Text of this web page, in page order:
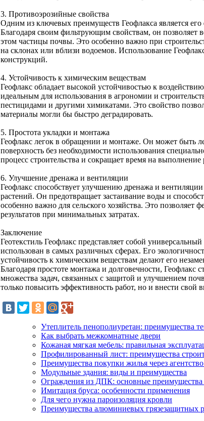
3. Противоэрозийные свойства
Одним из ключевых преимуществ Геофлакса является
Благодаря своим фильтрующим свойствам, он позволяет
этом частицы почвы. Это особенно важно при
на склонах или вблизи водоемов. Использование
конструкций.
4. Устойчивость к химическим веществам
Геофлакс обладает высокой устойчивостью к
идеальным для использования в агрономии и
пестицидами и другими химикатами. Это свойство
материалы могли бы быстро деградировать.
5. Простота укладки и монтажа
Геофлакс легок в обращении и монтаже. Он может быть
поверхность без необходимости использования
процесс строительства и сокращает время на
6. Улучшение дренажа и вентиляции
Геофлакс способствует улучшению дренажа и
растений. Он предотвращает застаивание воды и
особенно важно для сельского хозяйства. Это позволяет
результатов при минимальных затратах.
Заключение
Геотекстиль Геофлакс представляет собой
использован в самых различных сферах. Его
устойчивость к химическим веществам делают его
Благодаря простоте монтажа и долговечности,
множества задач, связанных с защитой и улучшением
только повысить эффективность работ, но и внести
Утеплитель пенополиуретан: преимущества
Как выбрать межкомнатные двери
Кожаная мягкая мебель: правильная
Профилированный лист: преимущества
Преимущества покупки жилья через
Модульные здания: виды и преимущества
Ограждения из ДПК: основные преимущества
Имитация бруса: особенности применения
Для чего нужна пароизоляция кровли
Преимущества алюминиевых грязезащитных